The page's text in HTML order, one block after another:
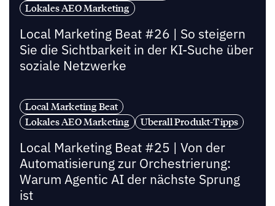
Lokales AEO Marketing
Local Marketing Beat #26 | So steigern
Sie die Sichtbarkeit in der KI-Suche über
soziale Netzwerke
Local Marketing Beat
Lokales AEO Marketing
Uberall Produkt-Tipps
Local Marketing Beat #25 | Von der
Automatisierung zur Orchestrierung:
Warum Agentic AI der nächste Sprung
ist